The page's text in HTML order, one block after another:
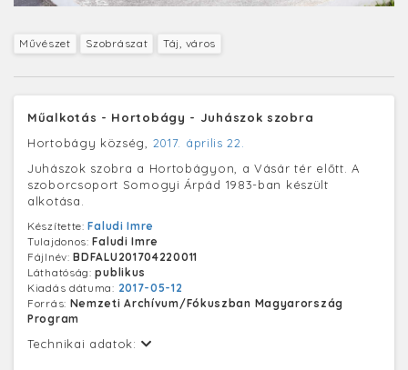
Művészet Szobrászat Táj, város
Műalkotás - Hortobágy - Juhászok szobra
Hortobágy község, 2017. április 22.
Juhászok szobra a Hortobágyon, a Vásár tér előtt. A
szoborcsoport Somogyi Árpád 1983-ban készült
alkotása.
Készítette:Faludi Imre
Tulajdonos:Faludi Imre
Fájlnév:BDFALU201704220011
Láthatóság:publikus
Kiadás dátuma: 2017-05-12
Forrás: Nemzeti Archívum/Fókuszban Magyarország
Program
Technikai adatok: